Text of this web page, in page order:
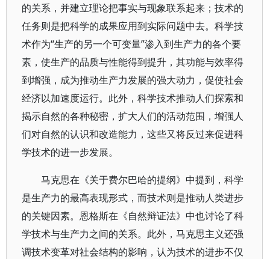
的关系，并建立理论把事实与现象联系起来；技术的
任务则是把科学的成果应用到实际问题中去。科学技
术作为“生产的另一个可变量”渗入到生产力的各个要
素，使生产的品质与性能得到提升，其功能与效率得
到增强，成为推动生产力发展的强大动力，促使社会
经济以加速度运行。此外，科学技术推动人们探索和
揭示自然的各种秘密，扩大人们的活动范围，增强人
们对自然的认识和改造能力，这些又将反过来促进科
学技术的进一步发展。
马克思在《关于费尔巴哈的提纲》中提到，科学
是生产力的最高表现形式，而技术则是推动人类进步
的关键因素。恩格斯在《自然辩证法》中也讨论了科
学技术与生产力之间的关系。此外，马克思主义还强
调技术变革对社会结构的影响，认为技术的进步不仅